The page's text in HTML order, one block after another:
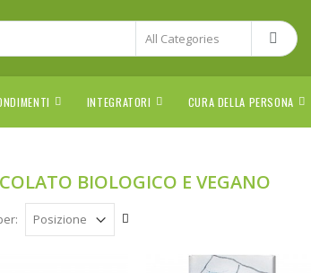
INTEGRATORI CURA DELLA PERSONA
BIOLOGICO E VEGANO